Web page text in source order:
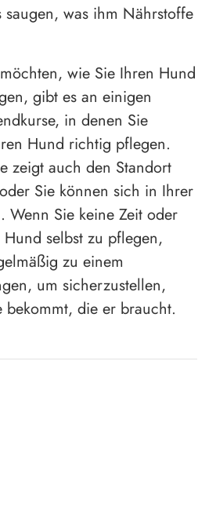
saugen, was ihm Nährstoffe
wie Sie Ihren Hund
gibt es an einigen
in denen Sie
Hund richtig pflegen.
zeigt auch den Standort
Sie können sich in Ihrer
Wenn Sie keine Zeit oder
selbst zu pflegen,
zu einem
um sicherzustellen,
bekommt, die er braucht.